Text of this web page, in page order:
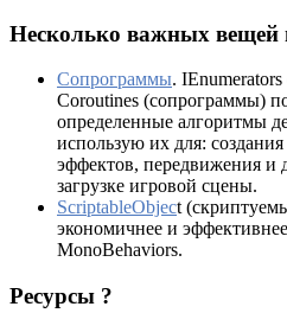
Несколько важных вещей
Сопрограммы.
Coroutines (сопрограммы)
определенные алгоритмы
использую их для:
эффектов, передвижения и
загрузке игровой сцены.
ScriptableObject
экономичнее и
MonoBehaviors.
Ресурсы ?